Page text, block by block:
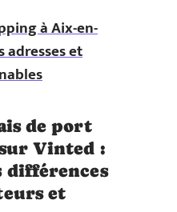
à Aix-en-
adresses et
de port
Vinted :
différences
et